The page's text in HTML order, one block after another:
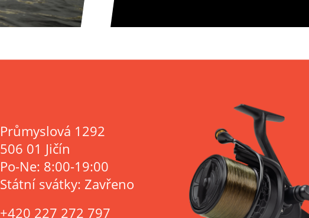
Průmyslová 1292
506 01 Jičín
Po-Ne: 8:00-19:00
Státní svátky: Zavřeno
+420 227 272 797